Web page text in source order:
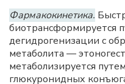
Фармакокинетика.
биотрансформируется
дегидрогенизации с
метаболита —
метаболизируется
глюкуронидных